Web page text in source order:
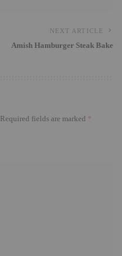
NEXT ARTICLE
Amish Hamburger Steak Bake
Required fields are marked *